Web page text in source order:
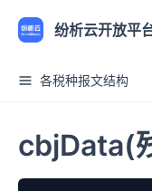
纷析云开放平
各税种报文结构
cbjData(